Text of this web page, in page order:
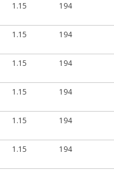
1.15 194
1.15 194
1.15 194
1.15 194
1.15 194
1.15 194